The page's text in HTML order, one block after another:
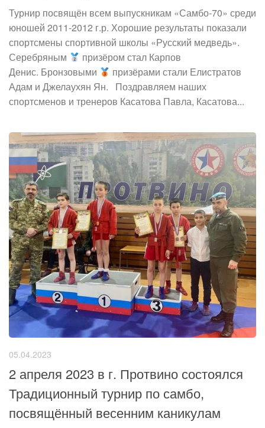
Турнир посвящён всем выпускникам «Самбо-70» среди
юношей 2011-2012 г.р. Хорошие результаты показали
спортсмены спортивной школы «Русский медведь».
Серебряным
призёром стал Карпов
Денис. Бронзовыми
призёрами стали Елистратов
Адам и Джелаухян Ян. Поздравляем наших
спортсменов и тренеров Касатова Павла, Касатова...
05.04.2023
2 апреля 2023 в г. Протвино состоялся
Традиционный турнир по самбо,
посвящённый весенним каникулам